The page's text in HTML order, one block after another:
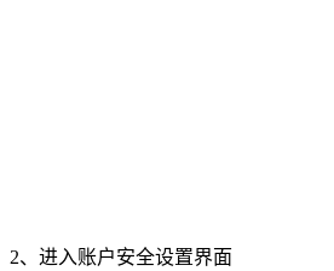
2、进入账户安全设置界面